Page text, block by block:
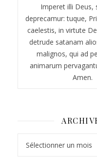
Imperet illi Deus,
deprecamur: tuque,
caelestis, in virtute
detrude satanam
malignos, qui ad
animarum
Amen.